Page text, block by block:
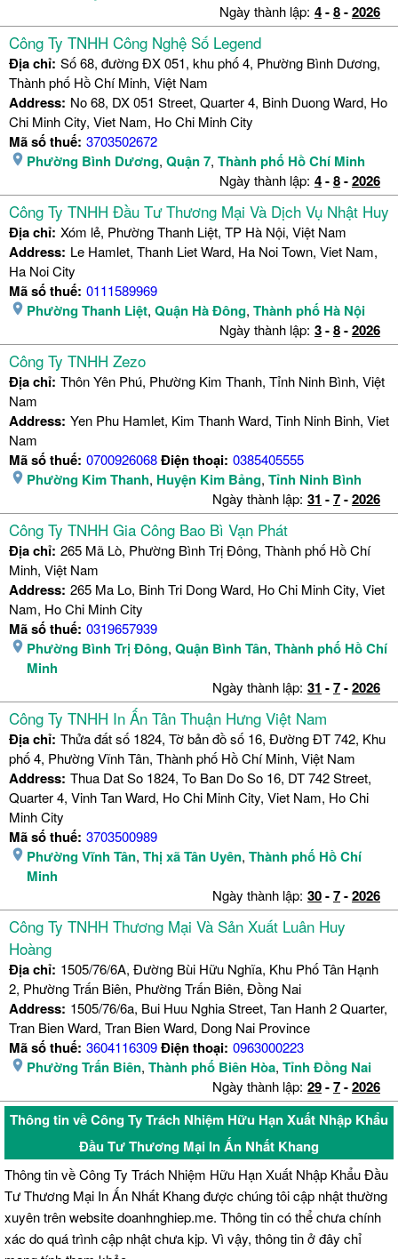
Ngày thành lập: 4-8-2026
Công Ty TNHH Công Nghệ Số Legend
Địa chỉ: Số 68, đường ĐX 051, khu phố 4, Phường Bình Dương,
Thành phố Hồ Chí Minh, Việt Nam
Address: No 68, DX 051 Street, Quarter 4, Binh Duong Ward, Ho
Chi Minh City, Viet Nam, Ho Chi Minh City
Mã số thuế: 3703502672
Phường Bình Dương, Quận 7, Thành phố Hồ Chí Minh
Ngày thành lập: 4-8-2026
Công Ty TNHH Đầu Tư Thương Mại Và Dịch Vụ Nhật Huy
Địa chỉ: Xóm lẻ, Phường Thanh Liệt, TP Hà Nội, Việt Nam
Address: Le Hamlet, Thanh Liet Ward, Ha Noi Town, Viet Nam,
Ha Noi City
Mã số thuế: 0111589969
Phường Thanh Liệt, Quận Hà Đông, Thành phố Hà Nội
Ngày thành lập: 3-8-2026
Công Ty TNHH Zezo
Địa chỉ: Thôn Yên Phú, Phường Kim Thanh, Tỉnh Ninh Bình, Việt
Nam
Address: Yen Phu Hamlet, Kim Thanh Ward, Tinh Ninh Binh, Viet
Nam
Mã số thuế: 0700926068Điện thoại: 0385405555
Phường Kim Thanh, Huyện Kim Bảng, Tỉnh Ninh Bình
Ngày thành lập: 31 -7-2026
Công Ty TNHH Gia Công Bao Bì Vạn Phát
Địa chỉ: 265 Mã Lò, Phường Bình Trị Đông, Thành phố Hồ Chí
Minh, Việt Nam
Address: 265 Ma Lo, Binh Tri Dong Ward, Ho Chi Minh City, Viet
Nam, Ho Chi Minh City
Mã số thuế: 0319657939
Phường Bình Trị Đông, Quận Bình Tân, Thành phố Hồ Chí
Minh
Ngày thành lập: 31 -7-2026
Công Ty TNHH In Ấn Tân Thuận Hưng Việt Nam
Địa chỉ: Thửa đất số 1824, Tờ bản đồ số 16, Đường ĐT 742, Khu
phố 4, Phường Vĩnh Tân, Thành phố Hồ Chí Minh, Việt Nam
Address: Thua Dat So 1824, To Ban Do So 16, DT 742 Street,
Quarter 4, Vinh Tan Ward, Ho Chi Minh City, Viet Nam, Ho Chi
Minh City
Mã số thuế: 3703500989
Phường Vĩnh Tân, Thị xã Tân Uyên, Thành phố Hồ Chí
Minh
Ngày thành lập: 30-7-2026
Công Ty TNHH Thương Mại Và Sản Xuất Luân Huy
Hoàng
Địa chỉ: 1505/76/6A, Đường Bùi Hữu Nghĩa, Khu Phố Tân Hạnh
2, Phường Trấn Biên, Phường Trấn Biên, Đồng Nai
Address: 1505/76/6a, Bui Huu Nghia Street, Tan Hanh 2 Quarter,
Tran Bien Ward, Tran Bien Ward, Dong Nai Province
Mã số thuế: 3604116309Điện thoại: 0963000223
Phường Trấn Biên, Thành phố Biên Hòa, Tỉnh Đồng Nai
Ngày thành lập: 29-7-2026
Thông tin về Công Ty Trách Nhiệm Hữu Hạn Xuất Nhập Khẩu
Đầu Tư Thương Mại In Ấn Nhất Khang
Thông tin về Công Ty Trách Nhiệm Hữu Hạn Xuất Nhập Khẩu Đầu
Tư Thương Mại In Ấn Nhất Khang được chúng tôi cập nhật thường
xuyên trên website doanhnghiep.me. Thông tin có thể chưa chính
xác do quá trình cập nhật chưa kịp. Vì vậy, thông tin ở đây chỉ